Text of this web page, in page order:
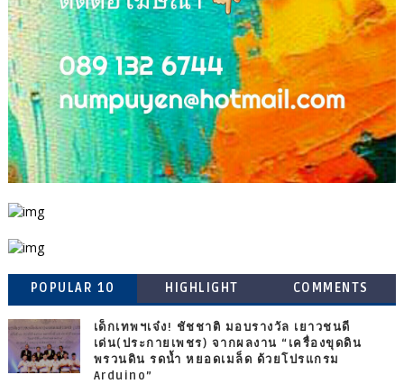
POPULAR 10 HIGHLIGHT COMMENTS
เด็กเทพฯเจ๋ง! ชัชชาติ มอบรางวัล เยาวชนดี
เด่น(ประกายเพชร) จากผลงาน “เครื่องขุดดิน
พรวนดิน รดน้ำ หยอดเมล็ด ด้วยโปรแกรม
Arduino”